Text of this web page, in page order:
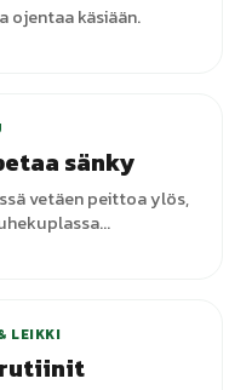
ojentaa käsiään.
sänky
vetäen peittoa ylös,
LEIKKI